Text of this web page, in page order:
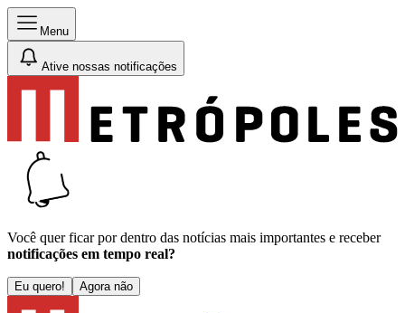
Menu
Ative nossas notificações
Você quer ficar por dentro das notícias mais importantes e receber
notificações em tempo real?
Eu quero! Agora não